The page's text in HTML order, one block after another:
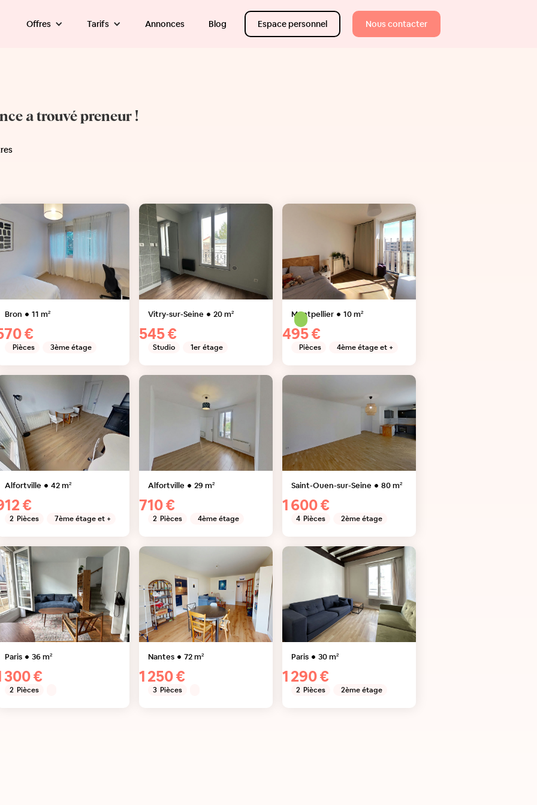
Offres Tarifs Annonces Blog Espace personnel Nous contacter
a trouvé preneur !
Bron 11 m²
€
Pièces 3ème étage
Vitry-sur-Seine 20m²
545 €
Studio 1er étage
Montpellier 10m²
495 €
Pièces 4ème étage et +
Alfortville 42m²
€
2 Pièces 7ème étage et +
Alfortville 29 m²
710 €
2 Pièces 4ème étage
Saint-Ouen-sur-Seine 80m²
1 600 €
4 Pièces 2ème étage
Paris 36m²
300 €
2 Pièces
Nantes 72m²
1 250 €
3 Pièces
Paris 30m²
1 290 €
2 Pièces 2ème étage